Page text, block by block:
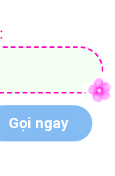
Gọi ngay
lượng